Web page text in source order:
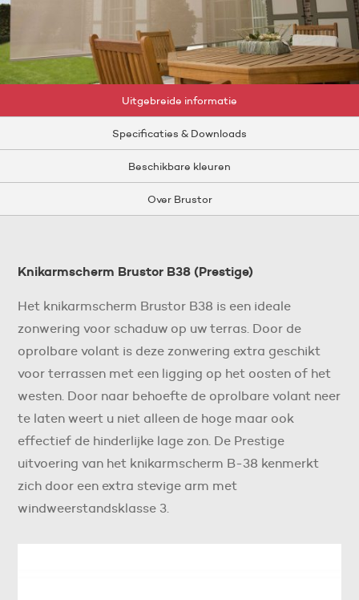
Uitgebreide informatie
Specificaties & Downloads
Beschikbare kleuren
Over Brustor
Knikarmscherm Brustor B38 (Prestige)
Het knikarmscherm Brustor B38 is een ideale
zonwering voor schaduw op uw terras. Door de
oprolbare volant is deze zonwering extra geschikt
voor terrassen met een ligging op het oosten of het
westen. Door naar behoefte de oprolbare volant neer
te laten weert u niet alleen de hoge maar ook
effectief de hinderlijke lage zon. De Prestige
uitvoering van het knikarmscherm B-38 kenmerkt
zich door een extra stevige arm met
windweerstandsklasse 3.